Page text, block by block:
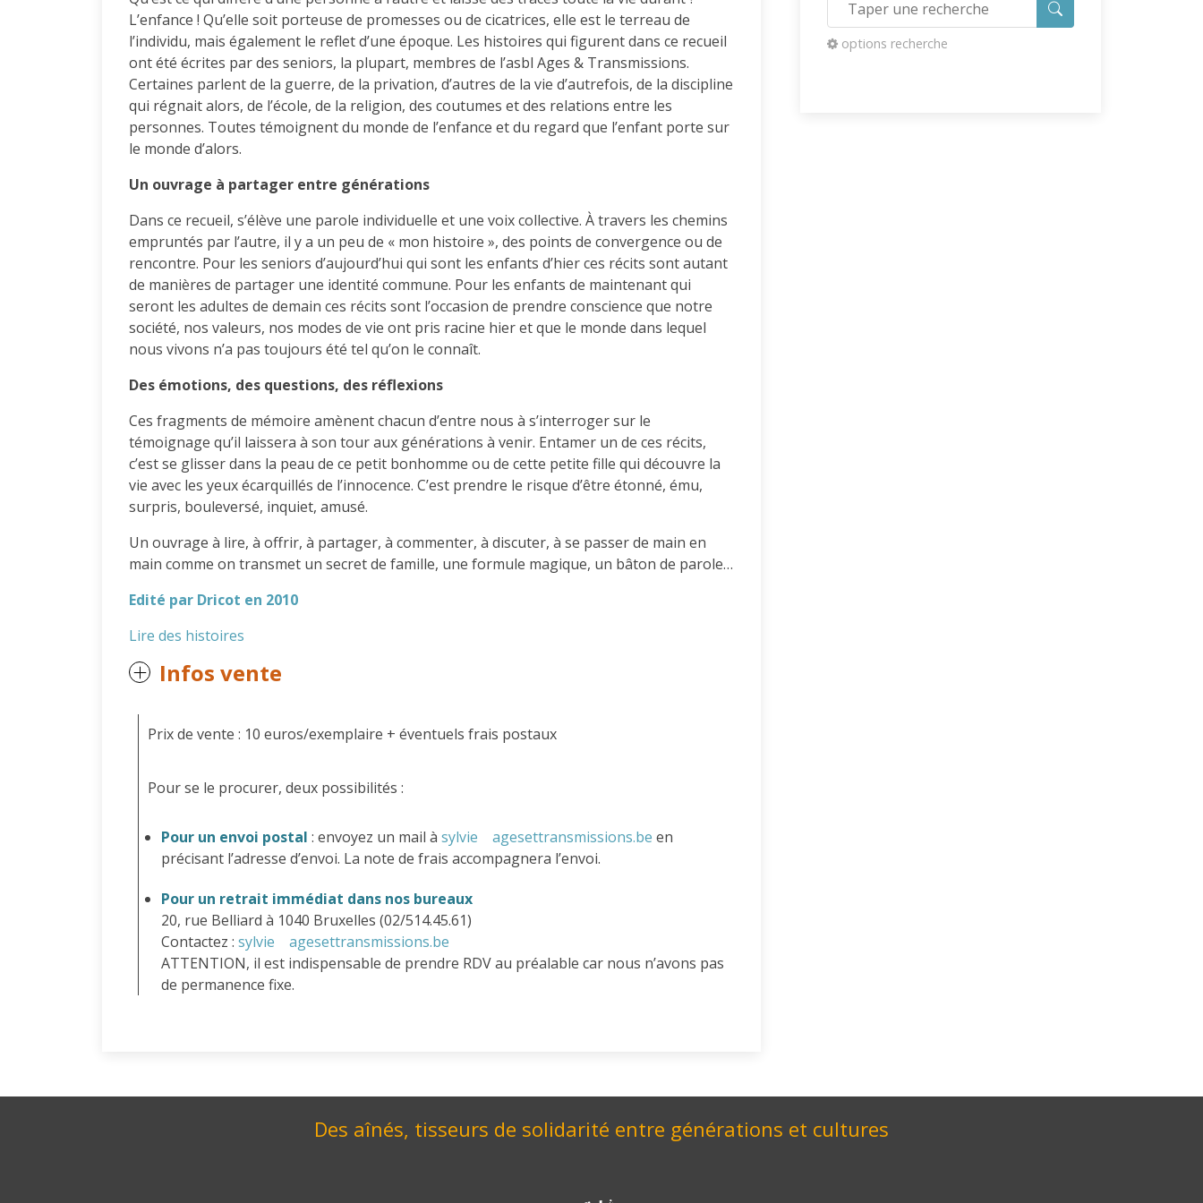
L’enfance ! Qu’elle soit porteuse de promesses ou de cicatrices, elle est le terreau de
l’individu, mais également le reflet d’une époque. Les histoires qui figurent dans ce recueil
ont été écrites par des seniors, la plupart, membres de l’asbl Ages & Transmissions.
Certaines parlent de la guerre, de la privation, d’autres de la vie d’autrefois, de la discipline
qui régnait alors, de l’école, de la religion, des coutumes et des relations entre les
personnes. Toutes témoignent du monde de l’enfance et du regard que l’enfant porte sur
le monde d’alors.
Un ouvrage à partager entre générations
Dans ce recueil, s’élève une parole individuelle et une voix collective. À travers les chemins
empruntés par l’autre, il y a un peu de « mon histoire », des points de convergence ou de
rencontre. Pour les seniors d’aujourd’hui qui sont les enfants d’hier ces récits sont autant
de manières de partager une identité commune. Pour les enfants de maintenant qui
seront les adultes de demain ces récits sont l’occasion de prendre conscience que notre
société, nos valeurs, nos modes de vie ont pris racine hier et que le monde dans lequel
nous vivons n’a pas toujours été tel qu’on le connaît.
Des émotions, des questions, des réflexions
Ces fragments de mémoire amènent chacun d’entre nous à s’interroger sur le
témoignage qu’il laissera à son tour aux générations à venir. Entamer un de ces récits,
c’est se glisser dans la peau de ce petit bonhomme ou de cette petite fille qui découvre la
vie avec les yeux écarquillés de l’innocence. C’est prendre le risque d’être étonné, ému,
surpris, bouleversé, inquiet, amusé.
Un ouvrage à lire, à offrir, à partager, à commenter, à discuter, à se passer de main en
main comme on transmet un secret de famille, une formule magique, un bâton de parole…
Edité par Dricot en 2010
Lire des histoires
Infos vente
Prix de vente : 10 euros/exemplaire + éventuels frais postaux
Pour se le procurer, deux possibilités :
Pour un envoi postal : envoyez un mail à sylvie agesettransmissions.be en
précisant l’adresse d’envoi. La note de frais accompagnera l’envoi.
Pour un retrait immédiat dans nos bureaux
20, rue Belliard à 1040 Bruxelles (02/514.45.61)
Contactez : sylvie
agesettransmissions.be
ATTENTION, il est indispensable de prendre RDV au préalable car nous n’avons pas
de permanence fixe.
options recherche
Des aînés, tisseurs de solidarité entre générations et cultures